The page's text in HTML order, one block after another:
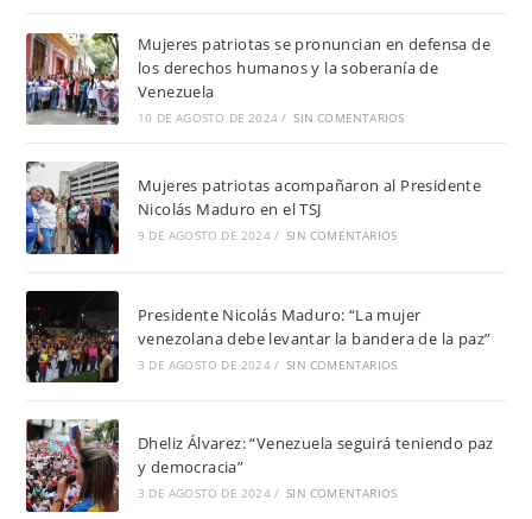
Mujeres patriotas se pronuncian en defensa de
los derechos humanos y la soberanía de
Venezuela
10 DE AGOSTO DE 2024 / SIN COMENTARIOS
Mujeres patriotas acompañaron al Presidente
Nicolás Maduro en el TSJ
9 DE AGOSTO DE 2024 / SIN COMENTARIOS
Presidente Nicolás Maduro: “La mujer
venezolana debe levantar la bandera de la paz”
3 DE AGOSTO DE 2024 / SIN COMENTARIOS
Dheliz Álvarez: “Venezuela seguirá teniendo paz
y democracia”
3 DE AGOSTO DE 2024 / SIN COMENTARIOS